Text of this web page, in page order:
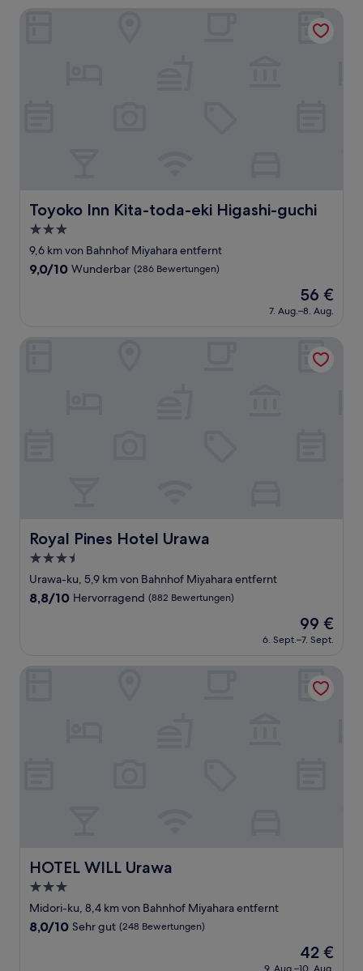
(1.001
Toyoko Inn Kita-toda-eki Higashi-guchi
Toyoko Inn Kita-toda-eki Higashi-guchi
3.0-
Sterne-
Unterkunft
9,6 km von Bahnhof Miyahara entfernt
9.0
Bewertungen)
9,0/10 Wunderbar (286 Bewertungen)
Der
Preis
beträgt
56 €
7. Aug.–8. Aug.
Royal Pines Hotel Urawa
Royal Pines Hotel Urawa
3.5-
Sterne-
Unterkunft
Urawa-ku, 5,9 km von Bahnhof Miyahara entfernt
8.8
Bewertungen)
8,8/10 Hervorragend (882 Bewertungen)
Der
Preis
beträgt
99 €
6. Sept.–7. Sept.
HOTEL WILL Urawa
HOTEL WILL Urawa
3.0-
Sterne-
Unterkunft
Midori-ku, 8,4 km von Bahnhof Miyahara entfernt
8.0
8,0/10 Sehr gut (248 Bewertungen)
Der
Preis
42 €